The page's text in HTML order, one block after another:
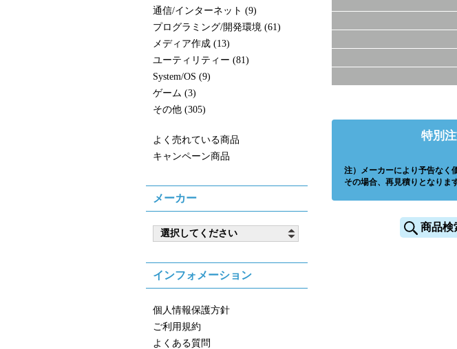
通信/インターネット (9)
プログラミング/開発環境 (61)
メディア作成 (13)
ユーティリティー (81)
System/OS (9)
ゲーム (3)
その他 (305)
よく売れている商品
キャンペーン商品
メーカー
インフォメーション
個人情報保護方針
ご利用規約
よくある質問
特別
注）メーカーにより予告なく
その場合、再見積りとなりま
商品検